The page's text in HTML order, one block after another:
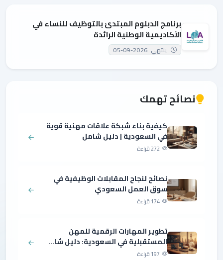
برنامج الدبلوم المبتدئ بالتوظيف للنساء في
الأكاديمية الوطنية الرائدة
ينتهي: 2026-09-05
نصائح تهمك
كيفية بناء شبكة علاقات مهنية قوية
في السعودية | دليل شامل
272 قراءة
نصائح لنجاح المقابلات الوظيفية في
سوق العمل السعودي
174 قراءة
تطوير المهارات الرقمية للمهن
المستقبلية في السعودية: دليل شا...
197 قراءة